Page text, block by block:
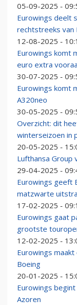
05-09-2025 -
Eurowings deelt
rechtstreeks van
12-08-2025 -
Eurowings komt
euro extra
30-07-2025 -
Eurowings komt
A320neo
30-05-2025 -
Overzicht: dit
winterseizoen in
20-05-2025 -
Lufthansa
29-04-2025 -
Eurowings geeft
matzwarte
17-02-2025 -
Eurowings gaat
grootste
12-02-2025 -
Eurowings
Boeing
20-01-2025 -
Eurowings
Azoren